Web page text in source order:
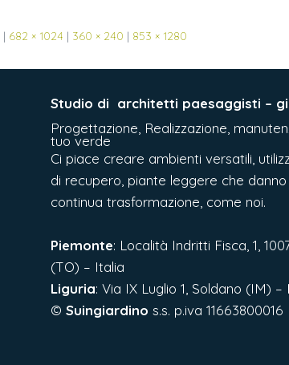
| 682 × 1024 | 360 × 240 | 853 × 1280
Studio di architetti paesaggisti –
Progettazione, Realizzazione,
tuo verde
Ci piace creare ambienti versatili,
di recupero, piante leggere che
continua trasformazione, come noi.
Piemonte: Località Indritti Fisca, 1,
(TO) – Italia
Liguria:Via IX Luglio 1, Soldano (IM) –
©Suingiardino s.s. p.iva 11663800016